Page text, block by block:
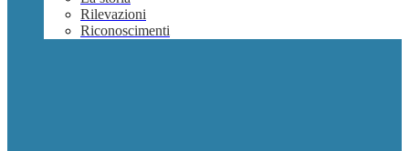
Rilevazioni
Riconoscimenti